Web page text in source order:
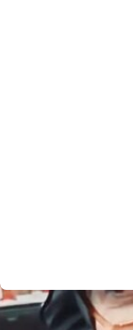
Wabup Intan Dorong
Berkarakter dan